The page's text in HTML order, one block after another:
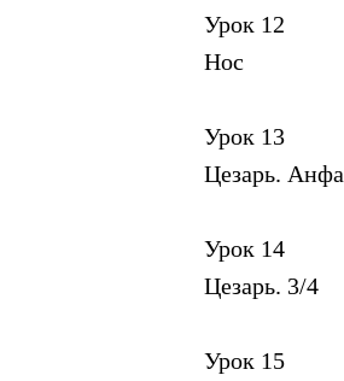
Урок 12
Нос
Урок 13
Цезарь.
Урок 14
Цезарь. 3/4
Урок 15